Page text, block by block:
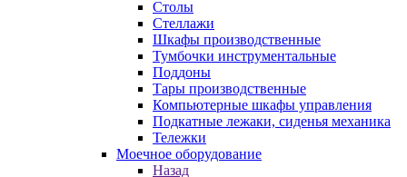
Столы
Стеллажи
Шкафы производственные
Тумбочки инструментальные
Поддоны
Тары производственные
Компьютерные шкафы управления
Подкатные лежаки, сиденья механика
Тележки
Моечное оборудование
Назад